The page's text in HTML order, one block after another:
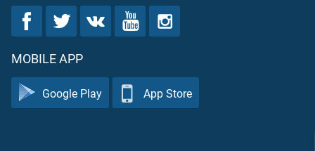
MOBILE APP
Google Play App Store